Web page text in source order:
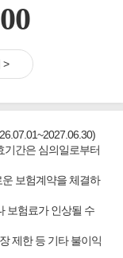
>
간은 심의일로부터
보험계약을 체결하
보험료가 인상될 수
제한 등 기타 불이익